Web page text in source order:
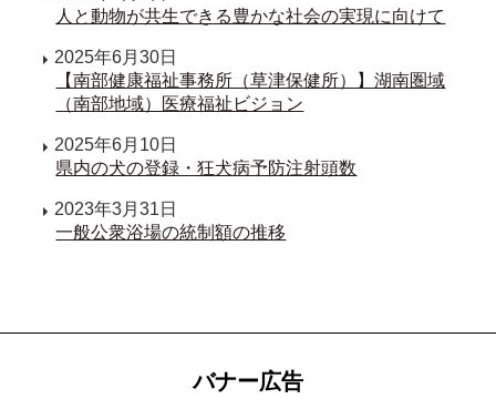
人と動物が共生できる豊かな社会の実現に向けて
2025年6月30日
【南部健康福祉事務所（草津保健所）】湖南圏域
（南部地域）医療福祉ビジョン
2025年6月10日
県内の犬の登録・狂犬病予防注射頭数
2023年3月31日
一般公衆浴場の統制額の推移
バナー広告